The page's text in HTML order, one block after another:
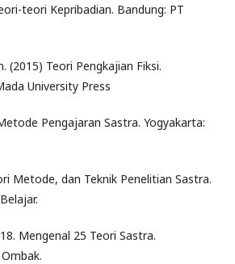
teori Kepribadian. Bandung: PT
(2015) Teori Pengkajian Fiksi.
University Press
Pengajaran Sastra. Yogyakarta:
Metode, dan Teknik Penelitian Sastra.
Mengenal 25 Teori Sastra.